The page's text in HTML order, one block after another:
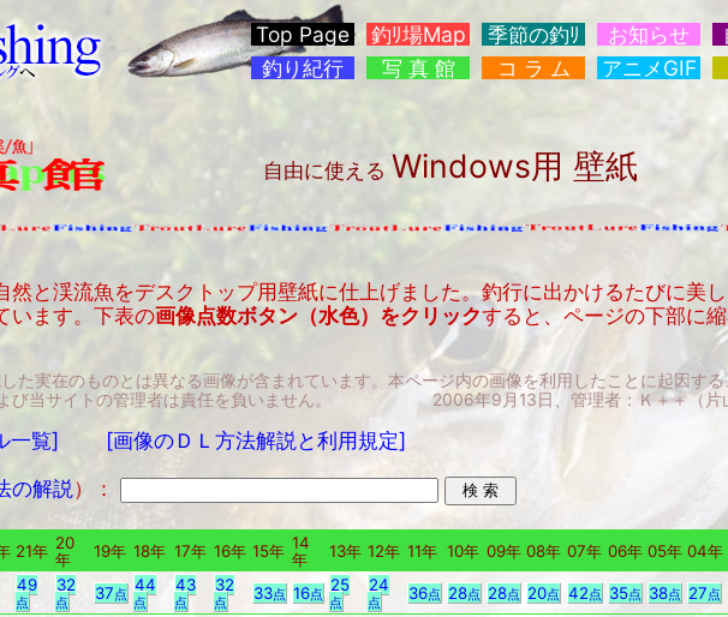
Top Page 釣ﾘ場Map 季節の釣ﾘ お知らせ
釣り紀行
写 真 館 コ ラ ム アニメGIF
自由に使える Windows用 壁紙
然と渓流魚をデスクトップ用壁紙に仕上げました。釣行に出かけるたびに美
います。下表の画像点数ボタン（水色）をクリックすると、ページの下部に
た実在のものとは異なる画像が含まれています。本ページ内の画像を利用したことに起因す
よび当サイトの管理者は責任を負いません。 2006年9月13日、管理者：Ｋ＋＋（片
一覧]
[画像のＤＬ方法解説と利用規定]
の解説）：
21年 20
年
19年 18年 17年 16年 15年 14
年
13年 12年 11年 10年 09年 08年 07年 06年 05年 04年
49
点
32
点
37点
44
点
43
点
32
点
33点 16点
25
点
24
点
36点 28点 28点 20点 42点 35点 38点 27点